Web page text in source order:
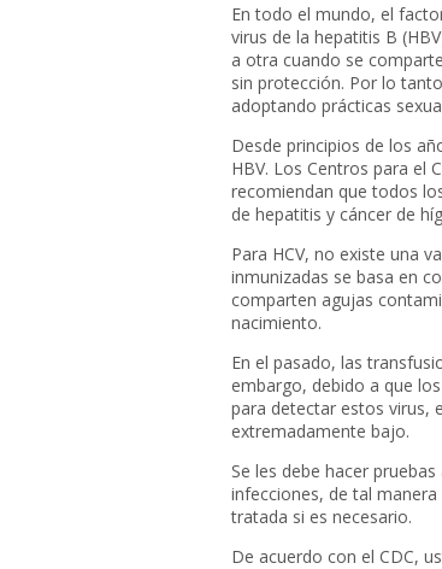
En todo el mundo, el
virus de la hepatitis B
a otra cuando se
sin protección. Por lo
adoptando prácticas
Desde principios de los
HBV. Los Centros para el
recomiendan que todos
de hepatitis y cáncer de
Para HCV, no existe una
inmunizadas se basa en
comparten agujas
nacimiento.
En el pasado, las
embargo, debido a que
para detectar estos virus,
extremadamente bajo.
Se les debe hacer
infecciones, de tal
tratada si es necesario.
De acuerdo con el CDC,